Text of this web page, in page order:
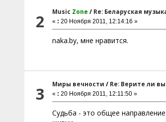
2 Music Zone / Re: Беларуская
« : 20 Ноября 2011, 12:14:16 »
naka.by, мне нравится.
3 Миры вечности / Re: Верите ли
« : 20 Ноября 2011, 12:11:50 »
Судьба - это общее